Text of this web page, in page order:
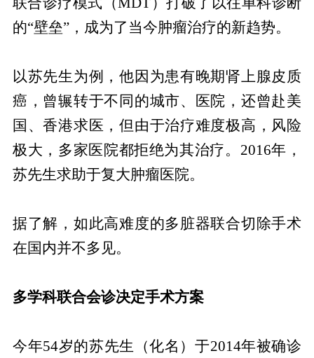
的“壁垒”，成为了当今肿瘤治疗的新趋势。
以苏先生为例，他因为患有晚期肾上腺皮质
癌，曾辗转于不同的城市、医院，还曾赴美
国、香港求医，但由于治疗难度极高，风险
极大，多家医院都拒绝为其治疗。2016年，
苏先生求助于复大肿瘤医院。
据了解，如此高难度的多脏器联合切除手术
在国内并不多见。
多学科联合会诊决定手术方案
今年54岁的苏先生（化名）于2014年被确诊